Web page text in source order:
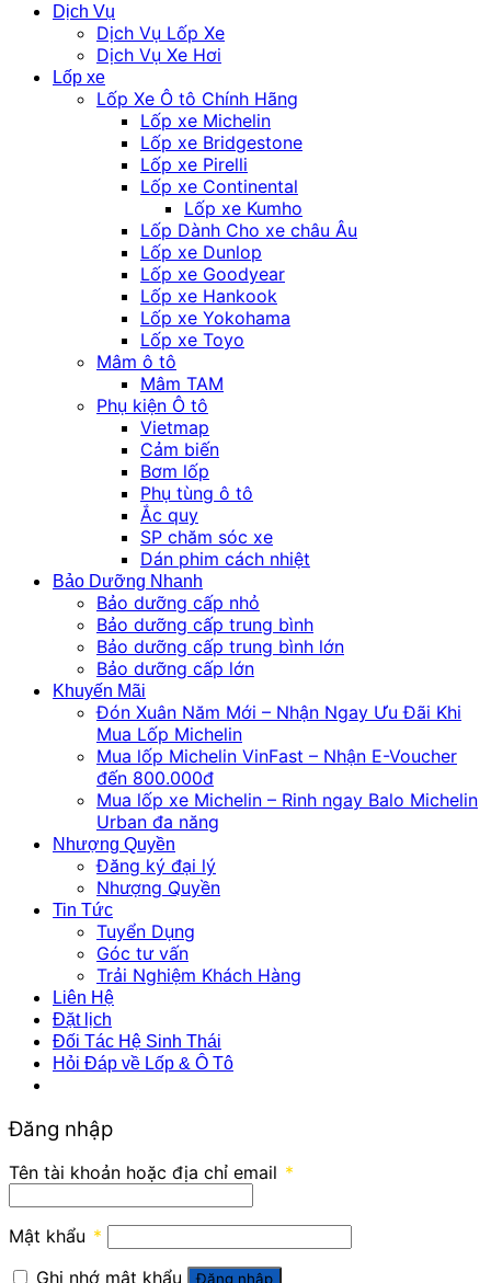
Dịch Vụ
Dịch Vụ Lốp Xe
Dịch Vụ Xe Hơi
Lốp xe
Lốp Xe Ô tô Chính Hãng
Lốp xe Michelin
Lốp xe Bridgestone
Lốp xe Pirelli
Lốp xe Continental
Lốp xe Kumho
Lốp Dành Cho xe châu Âu
Lốp xe Dunlop
Lốp xe Goodyear
Lốp xe Hankook
Lốp xe Yokohama
Lốp xe Toyo
Mâm ô tô
Mâm TAM
Phụ kiện Ô tô
Vietmap
Cảm biến
Bơm lốp
Phụ tùng ô tô
Ắc quy
SP chăm sóc xe
Dán phim cách nhiệt
Bảo Dưỡng Nhanh
Bảo dưỡng cấp nhỏ
Bảo dưỡng cấp trung bình
Bảo dưỡng cấp trung bình lớn
Bảo dưỡng cấp lớn
Khuyến Mãi
Đón Xuân Năm Mới – Nhận Ngay Ưu Đãi Khi
Mua Lốp Michelin
Mua lốp Michelin VinFast – Nhận E-Voucher
đến 800.000đ
Mua lốp xe Michelin – Rinh ngay Balo Michelin
Urban đa năng
Nhượng Quyền
Đăng ký đại lý
Nhượng Quyền
Tin Tức
Tuyển Dụng
Góc tư vấn
Trải Nghiệm Khách Hàng
Liên Hệ
Đặt lịch
Đối Tác Hệ Sinh Thái
Hỏi Đáp về Lốp & Ô Tô
Đăng nhập
Tên tài khoản hoặc địa chỉ email *
Mật khẩu *
Ghi nhớ mật khẩu
Đăng nhập